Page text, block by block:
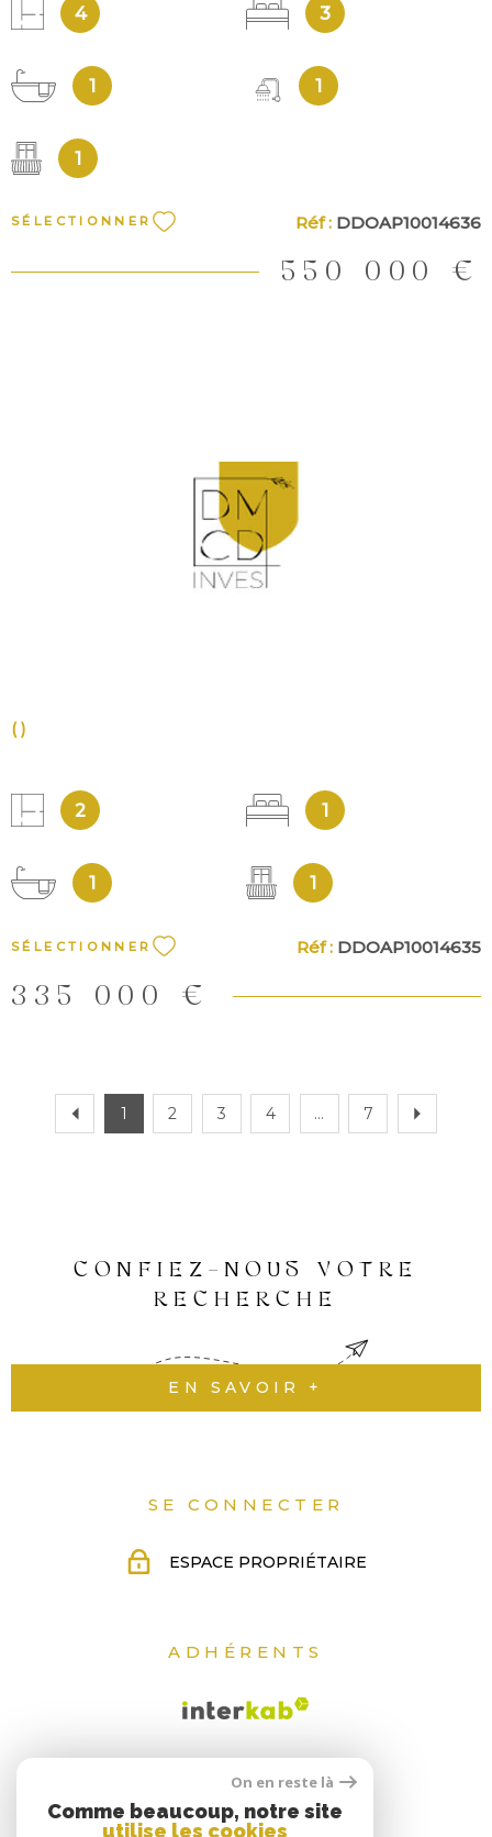
4 3
1 1
1
SÉLECTIONNER Réf : DDOAP10014636
550 000 €
()
2 1
1 1
SÉLECTIONNER Réf : DDOAP10014635
335 000 €
VOIR LE BIEN
1 2 3 4 ... 7
CONFIEZ-NOUS VOTRE
RECHERCHE
EN SAVOIR +
SE CONNECTER
ESPACE PROPRIÉTAIRE
ADHÉRENTS
On en reste là
Comme beaucoup, notre site
utilise les cookies